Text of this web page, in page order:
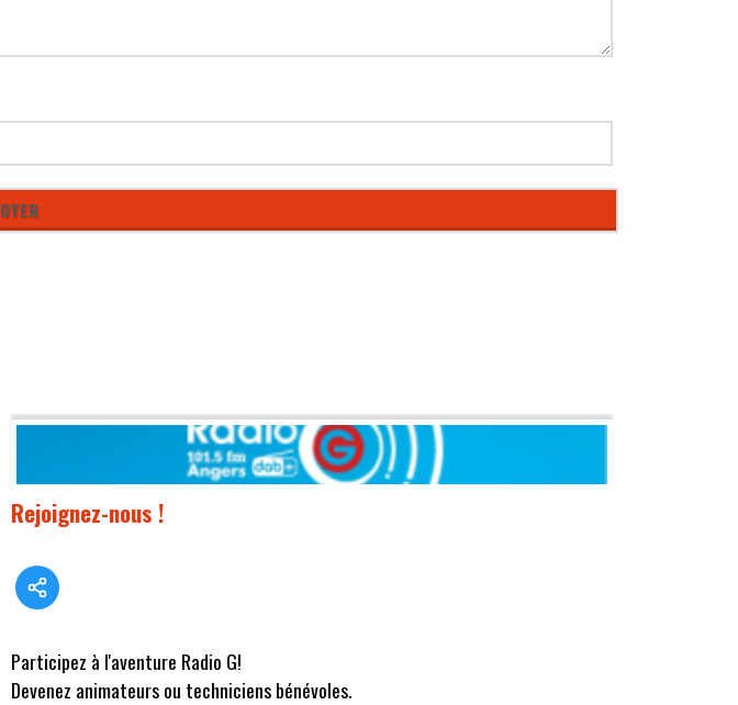
Rejoignez-nous !
Participez à l'aventure Radio G!
Devenez animateurs ou techniciens bénévoles.